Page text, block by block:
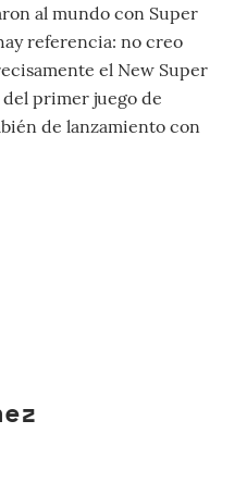
al mundo con Super
referencia: no creo
el New Super
del primer juego de
de lanzamiento con